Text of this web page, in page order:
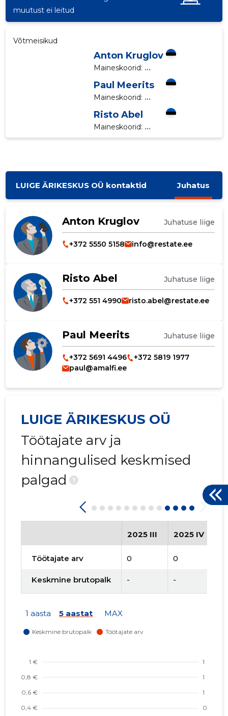
muutust ei leitud
Võtmeisikud
Anton Kruglov
Maineskoorid: ...
Paul Meerits
Maineskoorid: ...
Risto Abel
Maineskoorid: ...
LUIGE ÄRIKESKUS OÜ kontaktid Juhatus
Anton Kruglov Juhatuse liige
+372 5550 5158 info@restate.ee
Risto Abel Juhatuse liige
+372 551 4990 risto.abel@restate.ee
Paul Meerits Juhatuse liige
+372 5691 4496
+372 5819 1977
paul@amalfi.ee
LUIGE ÄRIKESKUS OÜ
Töötajate arv ja
hinnangulised keskmised
palgad
?
2025 III 2025 IV
Töötajate arv 0 0
Keskmine brutopalk - -
1 aasta 5 aastat MAX